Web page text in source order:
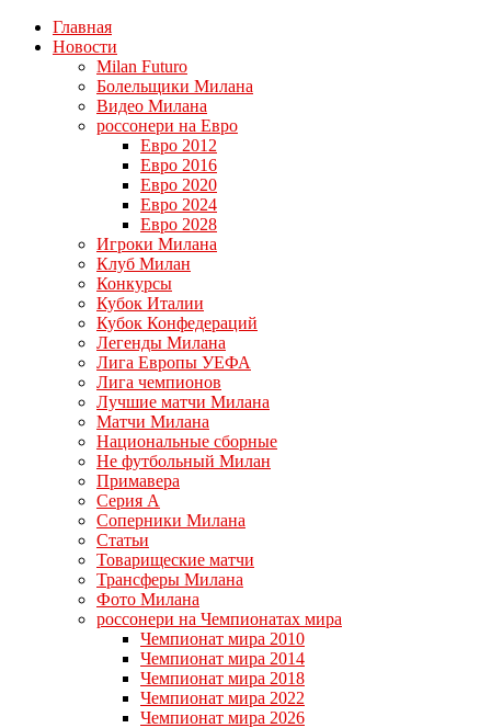
Главная
Новости
Milan Futuro
Болельщики Милана
Видео Милана
россонери на Евро
Евро 2012
Евро 2016
Евро 2020
Евро 2024
Евро 2028
Игроки Милана
Клуб Милан
Конкурсы
Кубок Италии
Кубок Конфедераций
Легенды Милана
Лига Европы УЕФА
Лига чемпионов
Лучшие матчи Милана
Матчи Милана
Национальные сборные
Не футбольный Милан
Примавера
Серия А
Соперники Милана
Статьи
Товарищеские матчи
Трансферы Милана
Фото Милана
россонери на Чемпионатах мира
Чемпионат мира 2010
Чемпионат мира 2014
Чемпионат мира 2018
Чемпионат мира 2022
Чемпионат мира 2026